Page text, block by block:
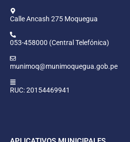
Calle Ancash 275 Moquegua
053-458000 (Central Telefónica)
munimoq@munimoquegua.gob.pe
RUC: 20154469941